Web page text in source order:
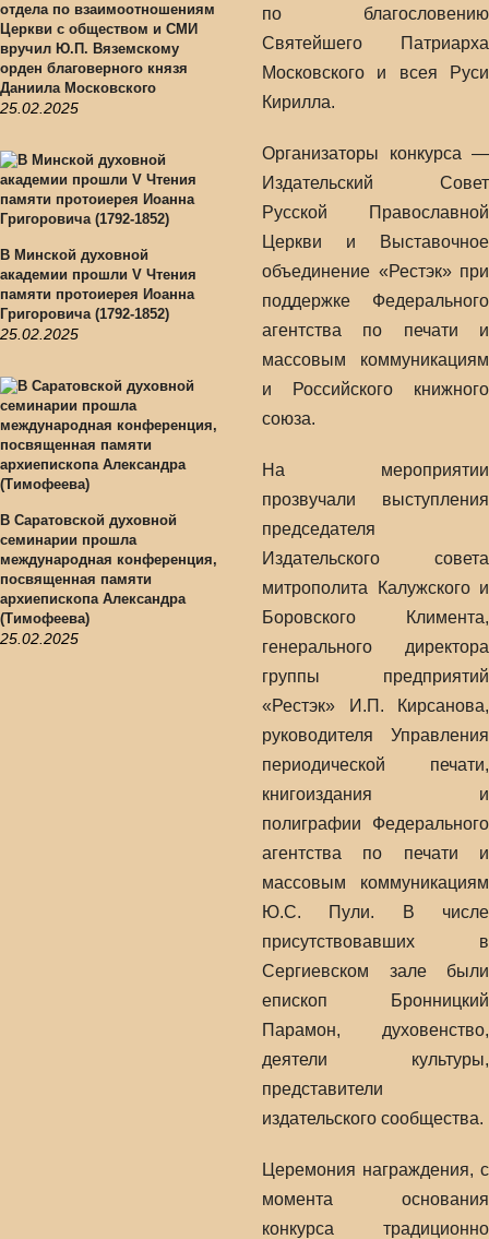
отдела по взаимоотношениям
Церкви с обществом и СМИ
вручил Ю.П. Вяземскому
орден благоверного князя
Даниила Московского
25.02.2025
В Минской духовной
академии прошли V Чтения
памяти протоиерея Иоанна
Григоровича (1792-1852)
25.02.2025
В Саратовской духовной
семинарии прошла
международная конференция,
посвященная памяти
архиепископа Александра
(Тимофеева)
25.02.2025
по благословению
Святейшего Патриарха
Московского и всея Руси
Кирилла.
Организаторы конкурса —
Издательский Совет
Русской Православной
Церкви и Выставочное
объединение «Рестэк» при
поддержке Федерального
агентства по печати и
массовым коммуникациям
и Российского книжного
союза.
На мероприятии
прозвучали выступления
председателя
Издательского совета
митрополита Калужского и
Боровского Климента,
генерального директора
группы предприятий
«Рестэк» И.П. Кирсанова,
руководителя Управления
периодической печати,
книгоиздания и
полиграфии Федерального
агентства по печати и
массовым коммуникациям
Ю.С. Пули. В числе
присутствовавших в
Сергиевском зале были
епископ Бронницкий
Парамон, духовенство,
деятели культуры,
представители
издательского сообщества.
Церемония награждения, с
момента основания
конкурса традиционно